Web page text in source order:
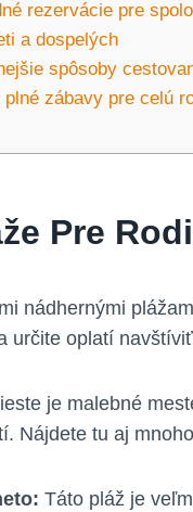
rezervácie pre
a dospelých
spôsoby
zábavy pre celú
Pre
nádhernými
určite oplatí
je malebné
Nájdete tu aj
Táto pláž je